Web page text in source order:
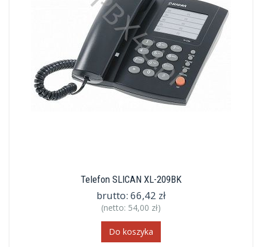
Telefon SLICAN XL-209BK
brutto: 66,42 zł
(netto: 54,00 zł)
Do koszyka